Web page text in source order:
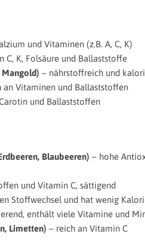
und Vitaminen (z.B. A, C, K)
C, K, Folsäure und Ballaststoffe
Mangold) – nährstoffreich und
an Vitaminen und Ballaststoffen
und Ballaststoffen
Blaubeeren) – hohe
und Vitamin C, sättigend
Stoffwechsel und hat wenig
enthält viele Vitamine und
Limetten) – reich an Vitamin C